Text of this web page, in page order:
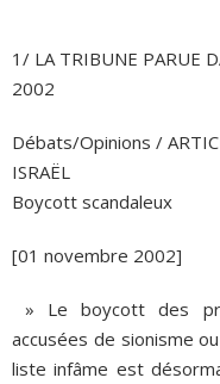
1/ LA TRIBUNE PARUE
2002
Débats/Opinions /
ISRAËL
Boycott scandaleux
[01 novembre 2002]
» Le boycott des
accusées de sionisme
liste infâme est